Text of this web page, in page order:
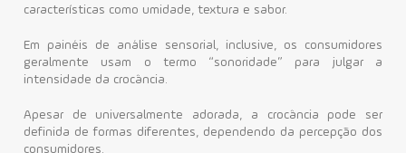
características como umidade, textura e sabor.
Em painéis de análise sensorial, inclusive, os consumidores
geralmente usam o termo “sonoridade” para julgar a
intensidade da crocância.
Apesar de universalmente adorada, a crocância pode ser
definida de formas diferentes, dependendo da percepção dos
consumidores.